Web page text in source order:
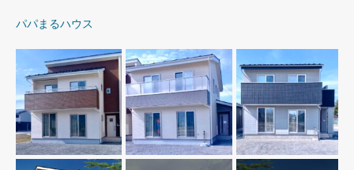
パパまるハウス